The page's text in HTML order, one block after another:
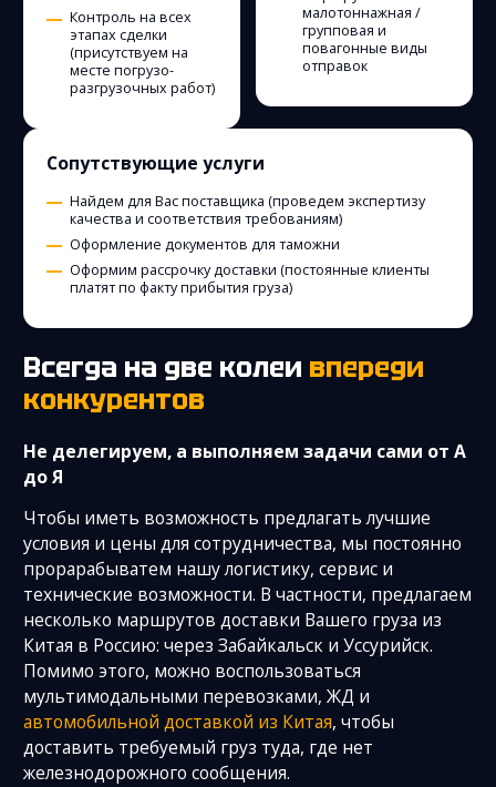
Контроль на всех
этапах сделки
(присутствуем на
месте погрузо-
разгрузочных работ)
малотоннажная /
групповая и
повагонные виды
отправок
Сопутствующие услуги
Найдем для Вас поставщика (проведем экспертизу
качества и соответствия требованиям)
Оформление документов для таможни
Оформим рассрочку доставки (постоянные клиенты
платят по факту прибытия груза)
Всегда на две колеи впереди
конкурентов
Не делегируем, а выполняем задачи сами от А
до Я
Чтобы иметь возможность предлагать лучшие
условия и цены для сотрудничества, мы постоянно
прорарабыватем нашу логистику, сервис и
технические возможности. В частности, предлагаем
несколько маршрутов доставки Вашего груза из
Китая в Россию: через Забайкальск и Уссурийск.
Помимо этого, можно воспользоваться
мультимодальными перевозками, ЖД и
автомобильной доставкой из Китая, чтобы
доставить требуемый груз туда, где нет
железнодорожного сообщения.